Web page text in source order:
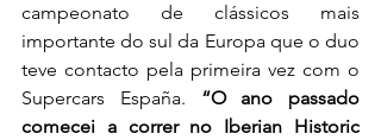
campeonato de clássicos mais
importante do sul da Europa que o duo
teve contacto pela primeira vez com o
Supercars España. “O ano passado
comecei a correr no Iberian Historic